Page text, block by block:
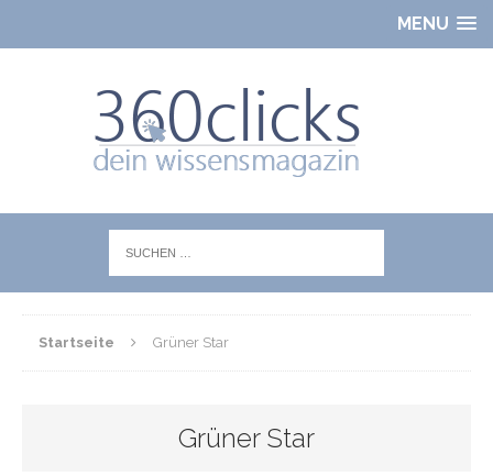
MENU
Startseite Grüner Star
Grüner Star